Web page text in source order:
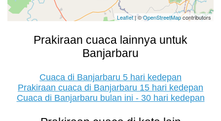
Leaflet| ©OpenStreetMapcontributors
Prakiraan cuaca lainnya untuk
Banjarbaru
Cuaca di Banjarbaru 5 hari kedepan
Prakiraan cuaca di Banjarbaru 15 hari kedepan
Cuaca di Banjarbaru bulan ini - 30 hari kedepan